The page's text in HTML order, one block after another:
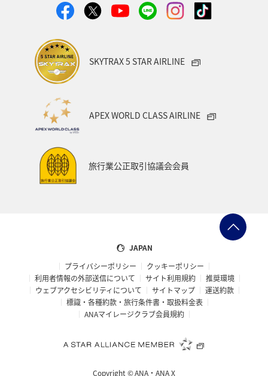
SKYTRAX 5 STAR AIRLINE
APEX WORLD CLASS AIRLINE
旅行業公正取引協議会会員
JAPAN
プライバシーポリシー
クッキーポリシー
利用者情報の外部送信について
サイト利用規約
推奨環境
ウェブアクセシビリティについて
サイトマップ
運送約款
標識・各種約款・旅行条件書・取扱料金表
ANAマイレージクラブ会員規約
Copyright ©ANA・ANA X